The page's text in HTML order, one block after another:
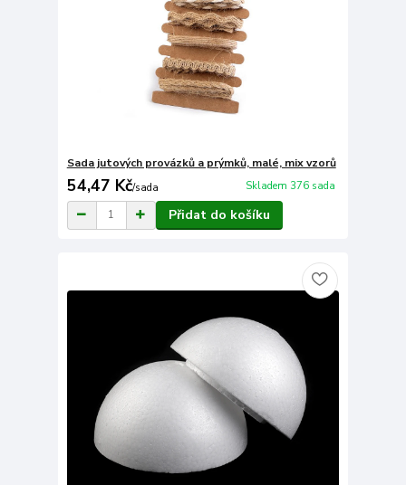
Sada jutových provázků a prýmků, malé, mix vzorů
54,47 Kč/sada Skladem 376 sada
Přidat do košíku